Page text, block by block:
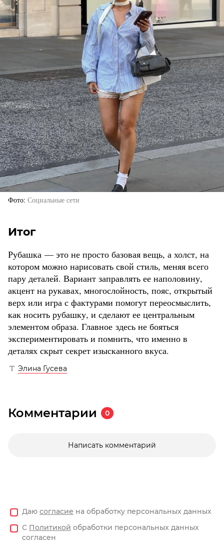
Фото Социальные сети
Итог
Рубашка — это не просто базовая вещь, а холст, на
котором можно нарисовать свой стиль, меняя всего
пару деталей. Вариант заправлять ее наполовину,
акцент на рукавах, многослойность, пояс, открытый
верх или игра с фактурами помогут переосмыслить,
как носить рубашку, и сделают ее центральным
элементом образа. Главное здесь не бояться
экспериментировать и помнить, что именно в
деталях скрыт секрет изысканного вкуса.
Элина Гусева
Комментарии 0
Написать комментарий
Даю согласие на обработку персональных данных
С Политикой обработки персональных данных
согласен